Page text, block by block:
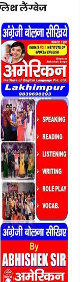
लैंग्वेज